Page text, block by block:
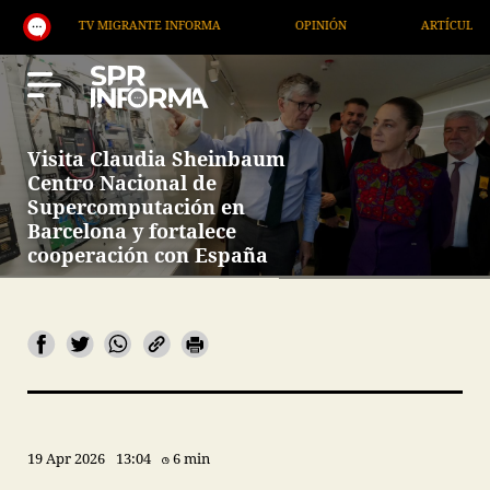
TV MIGRANTE INFORMA ARTÍCULOS
Visita Claudia Sheinbaum
Centro Nacional de
Supercomputación en
Barcelona y fortalece
cooperación con España
19 Apr 2026 13:04 6 min